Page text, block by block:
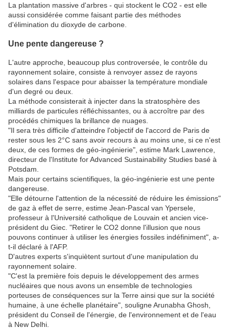
La plantation massive d'arbres - qui stockent le CO2 - est elle
aussi considérée comme faisant partie des méthodes
d'élimination du dioxyde de carbone.
Une pente dangereuse ?
L'autre approche, beaucoup plus controversée, le contrôle du
rayonnement solaire, consiste à renvoyer assez de rayons
solaires dans l'espace pour abaisser la température mondiale
d'un degré ou deux.
La méthode consisterait à injecter dans la stratosphère des
milliards de particules réfléchissantes, ou à accroître par des
procédés chimiques la brillance de nuages.
"Il sera très difficile d'atteindre l'objectif de l'accord de Paris de
rester sous les 2°C sans avoir recours à au moins une, si ce n'est
deux, de ces formes de géo-ingénierie", estime Mark Lawrence,
directeur de l'Institute for Advanced Sustainability Studies basé à
Potsdam.
Mais pour certains scientifiques, la géo-ingénierie est une pente
dangereuse.
"Elle détourne l'attention de la nécessité de réduire les émissions"
de gaz à effet de serre, estime Jean-Pascal van Ypersele,
professeur à l'Université catholique de Louvain et ancien vice-
président du Giec. "Retirer le CO2 donne l'illusion que nous
pouvons continuer à utiliser les énergies fossiles indéfiniment", a-
t-il déclaré à l'AFP.
D'autres experts s'inquiètent surtout d'une manipulation du
rayonnement solaire.
"C'est la première fois depuis le développement des armes
nucléaires que nous avons un ensemble de technologies
porteuses de conséquences sur la Terre ainsi que sur la société
humaine, à une échelle planétaire", souligne Arunabha Ghosh,
président du Conseil de l'énergie, de l'environnement et de l'eau
à New Delhi.